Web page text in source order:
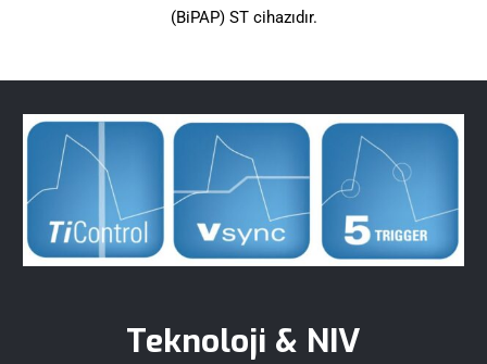
(BiPAP) ST cihazıdır.
Teknoloji & NIV